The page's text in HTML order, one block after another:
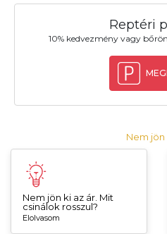
Reptéri
10% kedvezmény vagy
Nem jön
Nem jön ki az ár. Mit
csinálok rosszul?
Elolvasom